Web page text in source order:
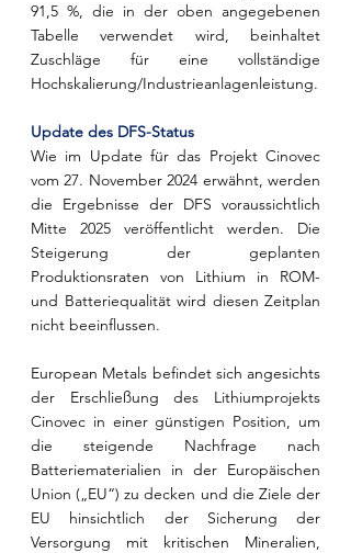
91,5 %, die in der oben angegebenen
Tabelle verwendet wird, beinhaltet
Zuschläge für eine vollständige
Hochskalierung/Industrieanlagenleistung.
Update des DFS-Status
Wie im Update für das Projekt Cinovec
vom 27. November 2024 erwähnt, werden
die Ergebnisse der DFS voraussichtlich
Mitte 2025 veröffentlicht werden. Die
Steigerung der geplanten
Produktionsraten von Lithium in ROM-
und Batteriequalität wird diesen Zeitplan
nicht beeinflussen.
European Metals befindet sich angesichts
der Erschließung des Lithiumprojekts
Cinovec in einer günstigen Position, um
die steigende Nachfrage nach
Batteriematerialien in der Europäischen
Union („EU“) zu decken und die Ziele der
EU hinsichtlich der Sicherung der
Versorgung mit kritischen Mineralien,